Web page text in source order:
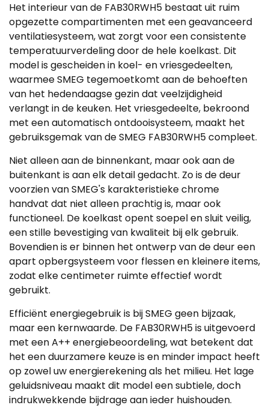
Het interieur van de FAB30RWH5 bestaat uit ruim
opgezette compartimenten met een geavanceerd
ventilatiesysteem, wat zorgt voor een consistente
temperatuurverdeling door de hele koelkast. Dit
model is gescheiden in koel- en vriesgedeelten,
waarmee SMEG tegemoetkomt aan de behoeften
van het hedendaagse gezin dat veelzijdigheid
verlangt in de keuken. Het vriesgedeelte, bekroond
met een automatisch ontdooisysteem, maakt het
gebruiksgemak van de SMEG FAB30RWH5 compleet.
Niet alleen aan de binnenkant, maar ook aan de
buitenkant is aan elk detail gedacht. Zo is de deur
voorzien van SMEG's karakteristieke chrome
handvat dat niet alleen prachtig is, maar ook
functioneel. De koelkast opent soepel en sluit veilig,
een stille bevestiging van kwaliteit bij elk gebruik.
Bovendien is er binnen het ontwerp van de deur een
apart opbergsysteem voor flessen en kleinere items,
zodat elke centimeter ruimte effectief wordt
gebruikt.
Efficiënt energiegebruik is bij SMEG geen bijzaak,
maar een kernwaarde. De FAB30RWH5 is uitgevoerd
met een A++ energiebeoordeling, wat betekent dat
het een duurzamere keuze is en minder impact heeft
op zowel uw energierekening als het milieu. Het lage
geluidsniveau maakt dit model een subtiele, doch
indrukwekkende bijdrage aan ieder huishouden.